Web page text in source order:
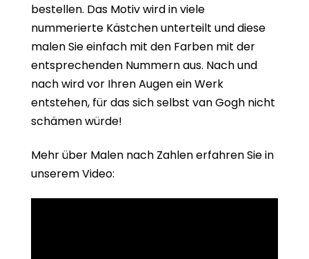
bestellen. Das Motiv wird in viele
nummerierte Kästchen unterteilt und diese
malen Sie einfach mit den Farben mit der
entsprechenden Nummern aus. Nach und
nach wird vor Ihren Augen ein Werk
entstehen, für das sich selbst van Gogh nicht
schämen würde!
Mehr über Malen nach Zahlen erfahren Sie in
unserem Video: